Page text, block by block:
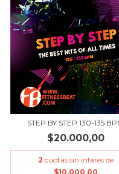
STEP BY STEP 130-135
$20.000,00
2 cuotas sin interés de
$10.000,00